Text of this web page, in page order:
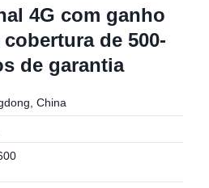
4G com ganho
de 500-
de garantia
China